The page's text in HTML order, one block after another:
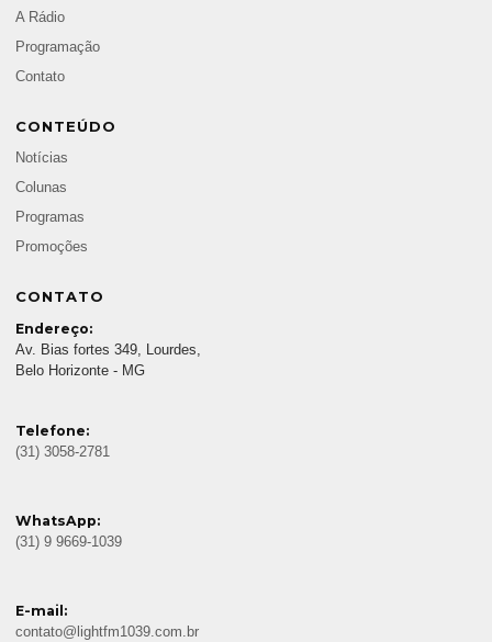
A Rádio
Programação
Contato
CONTEÚDO
Notícias
Colunas
Programas
Promoções
CONTATO
Endereço:
Av. Bias fortes 349, Lourdes,
Belo Horizonte - MG
Telefone:
(31) 3058-2781
WhatsApp:
(31) 9 9669-1039
E-mail:
contato@lightfm1039.com.br